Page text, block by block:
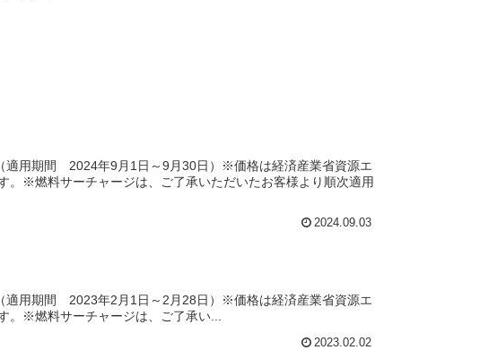
用期間 2024年9月1日～9月30日）※価格は経済産業省資源エ
。※燃料サーチャージは、ご了承いただいたお客様より順次適用
2024.09.03
用期間 2023年2月1日～2月28日）※価格は経済産業省資源エ
。※燃料サーチャージは、ご了承い...
2023.02.02